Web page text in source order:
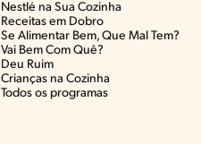
Nestlé na Sua Cozinha
Receitas em Dobro
Se Alimentar Bem, Que Mal Tem?​
Vai Bem Com Quê?​
Deu Ruim​
Crianças na Cozinha​
Todos os programas